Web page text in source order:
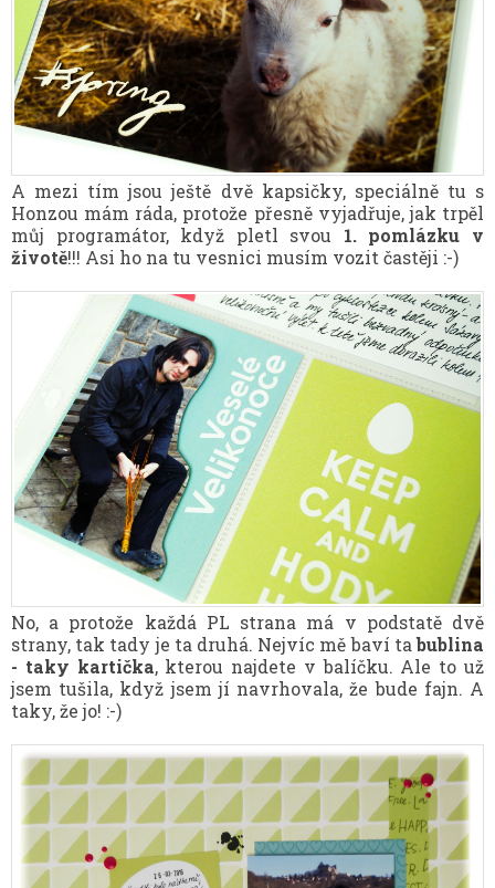
A mezi tím jsou ještě dvě kapsičky, speciálně tu s
Honzou mám ráda, protože přesně vyjadřuje, jak trpěl
můj programátor, když pletl svou 1. pomlázku v
životě!!! Asi ho na tu vesnici musím vozit častěji :-)
No, a protože každá PL strana má v podstatě dvě
strany, tak tady je ta druhá. Nejvíc mě baví tabublina
- taky kartička, kterou najdete v balíčku. Ale to už
jsem tušila, když jsem jí navrhovala, že bude fajn. A
taky, že jo! :-)